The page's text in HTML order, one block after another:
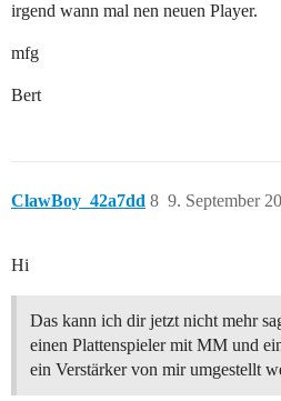
irgend wann mal nen neuen Player.
mfg
Bert
ClawBoy_42a7dd 9. September
8
Hi
Das kann ich dir jetzt nicht mehr
einen Plattenspieler mit MM und
ein Verstärker von mir umgestellt